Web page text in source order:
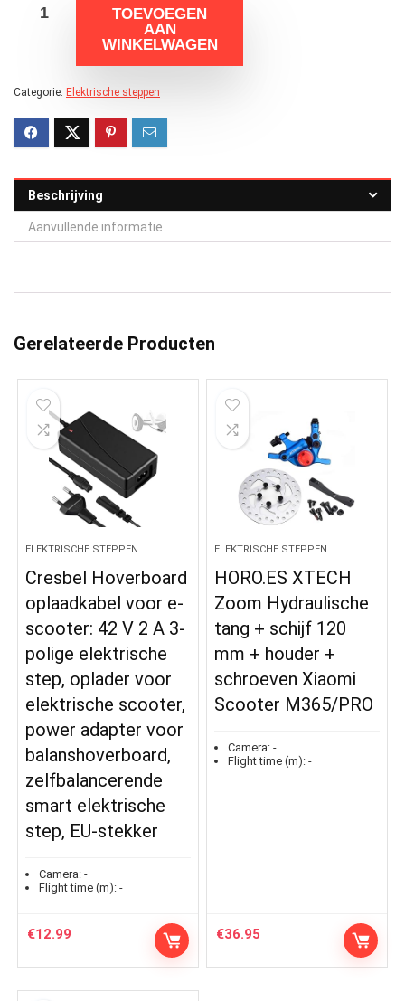
TOEVOEGEN
AAN
WINKELWAGEN
Categorie: Elektrische steppen
Beschrijving
Aanvullende informatie
Gerelateerde Producten
ELEKTRISCHE STEPPEN
Cresbel Hoverboard
oplaadkabel voor e-
scooter: 42 V 2 A 3-
polige elektrische
step, oplader voor
elektrische scooter,
power adapter voor
balanshoverboard,
zelfbalancerende
smart elektrische
step, EU-stekker
Camera: -
Flight time (m): -
€12.99
ELEKTRISCHE STEPPEN
HORO.ES XTECH
Zoom Hydraulische
tang + schijf 120
mm + houder +
schroeven Xiaomi
Scooter M365/PRO
Camera: -
Flight time (m): -
€36.95